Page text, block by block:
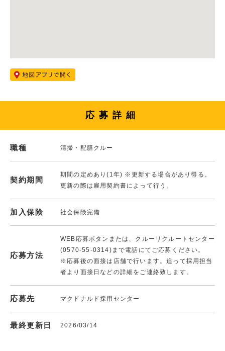
応募詳細
職種 清掃・配膳クルー
契約期間
期間の定めあり(1年) ※更新する場合があり得る。
更新の際は雇用契約書によって行う。
加入保険 社会保険完備
応募方法
WEB応募ボタンまたは、クルーリクルートセンター
(0570-55-0314)まで電話にてご応募ください。
※応募後の面接は店舗で行います。追って採用担当
者より面接日などの詳細をご連絡致します。
応募先 マクドナルド採用センター
最終更新日 2026/03/14